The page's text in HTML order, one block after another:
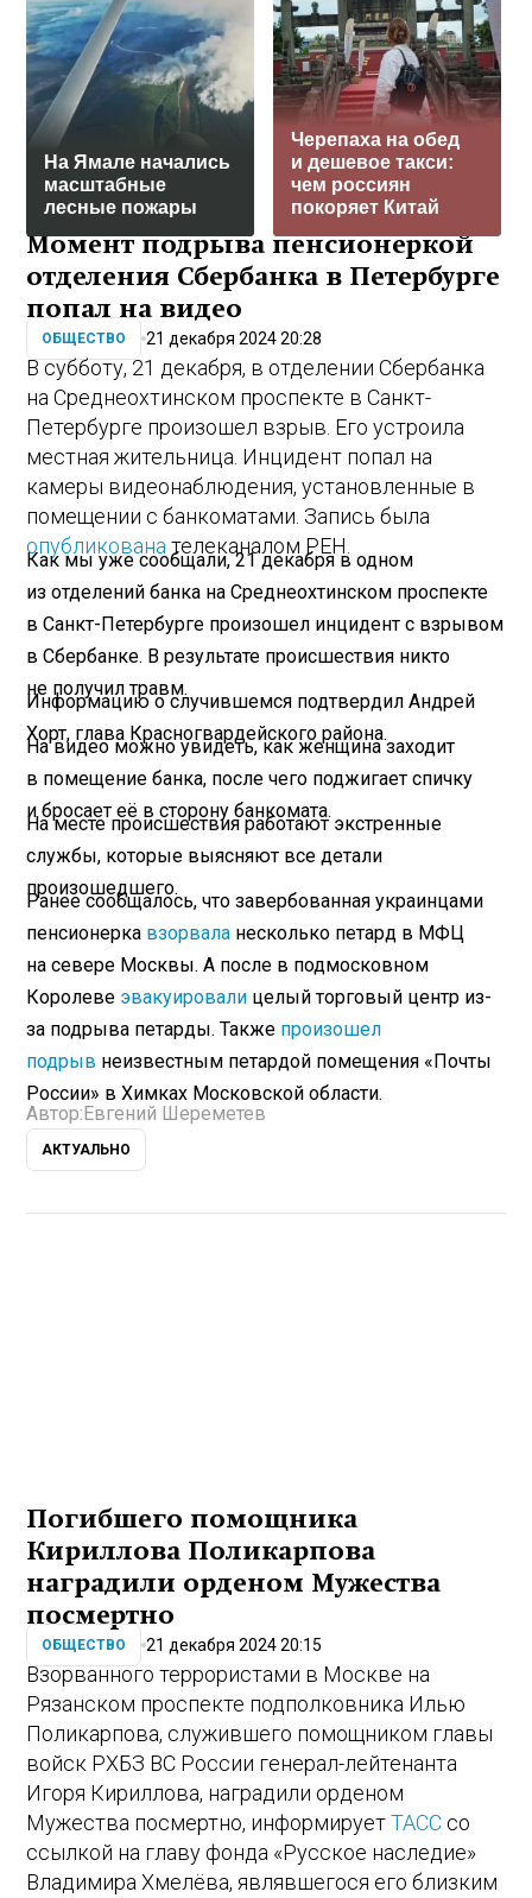
На Ямале начались
масштабные
лесные пожары
Черепаха на обед
и дешевое такси:
чем россиян
покоряет Китай
Момент подрыва пенсионеркой
отделения Сбербанка в Петербурге
попал на видео
ОБЩЕСТВО 21 декабря 2024 20:28
В субботу, 21 декабря, в отделении Сбербанка
на Среднеохтинском проспекте в Санкт-
Петербурге произошел взрыв. Его устроила
местная жительница. Инцидент попал на
камеры видеонаблюдения, установленные в
помещении с банкоматами. Запись была
опубликованателеканалом РЕН.
Как мы уже сообщали, 21 декабря в одном
из отделений банка на Среднеохтинском проспекте
в Санкт-Петербурге произошел инцидент с взрывом
в Сбербанке. В результате происшествия никто
не получил травм.
Информацию о случившемся подтвердил Андрей
Хорт, глава Красногвардейского района.
На видео можно увидеть, как женщина заходит
в помещение банка, после чего поджигает спичку
и бросает её в сторону банкомата.
На месте происшествия работают экстренные
службы, которые выясняют все детали
произошедшего.
Ранее сообщалось, что завербованная украинцами
пенсионерка взорвала несколько петард в МФЦ
на севере Москвы. А после в подмосковном
Королеве эвакуировали целый торговый центр из-
за подрыва петарды. Также произошел
подрыв неизвестным петардой помещения «Почты
России» в Химках Московской области.
Автор:Евгений Шереметев
АКТУАЛЬНО
Погибшего помощника
Кириллова Поликарпова
наградили орденом Мужества
посмертно
ОБЩЕСТВО 21 декабря 2024 20:15
Взорванного террористами в Москве на
Рязанском проспекте подполковника Илью
Поликарпова, служившего помощником главы
войск РХБЗ ВС России генерал-лейтенанта
Игоря Кириллова, наградили орденом
Мужества посмертно, информируетТАСС со
ссылкой на главу фонда «Русское наследие»
Владимира Хмелёва, являвшегося его близким